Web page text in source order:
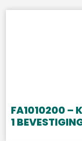
FA1010200 –
1